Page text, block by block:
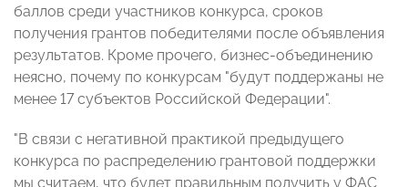
баллов среди участников конкурса, сроков
получения грантов победителями после объявления
результатов. Кроме прочего, бизнес-объединению
неясно, почему по конкурсам "будут поддержаны не
менее 17 субъектов Российской Федерации".
"В связи с негативной практикой предыдущего
конкурса по распределению грантовой поддержки
мы считаем, что будет правильным получить у ФАС